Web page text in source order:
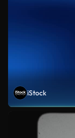
iStock